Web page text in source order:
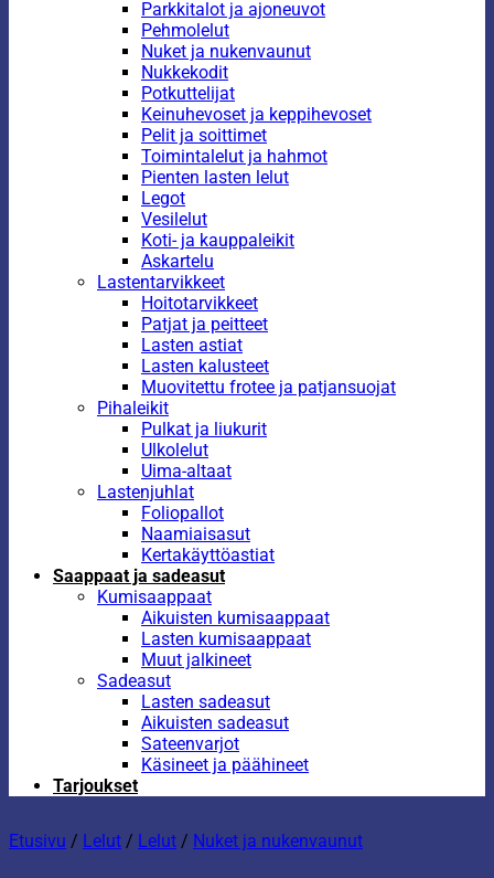
Parkkitalot ja ajoneuvot
Pehmolelut
Nuket ja nukenvaunut
Nukkekodit
Potkuttelijat
Keinuhevoset ja keppihevoset
Pelit ja soittimet
Toimintalelut ja hahmot
Pienten lasten lelut
Legot
Vesilelut
Koti- ja kauppaleikit
Askartelu
Lastentarvikkeet
Hoitotarvikkeet
Patjat ja peitteet
Lasten astiat
Lasten kalusteet
Muovitettu frotee ja patjansuojat
Pihaleikit
Pulkat ja liukurit
Ulkolelut
Uima-altaat
Lastenjuhlat
Foliopallot
Naamiaisasut
Kertakäyttöastiat
Saappaat ja sadeasut
Kumisaappaat
Aikuisten kumisaappaat
Lasten kumisaappaat
Muut jalkineet
Sadeasut
Lasten sadeasut
Aikuisten sadeasut
Sateenvarjot
Käsineet ja päähineet
Tarjoukset
Etusivu / Lelut / Lelut / Nuket ja nukenvaunut